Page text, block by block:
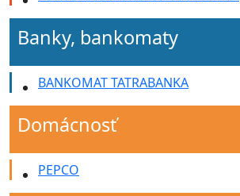
Banky, bankomaty
BANKOMAT TATRABANKA
Domácnosť
PEPCO